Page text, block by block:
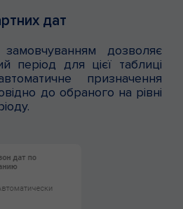
дат
дозволяє
період для цієї таблиці
призначення
до обраного на рівні